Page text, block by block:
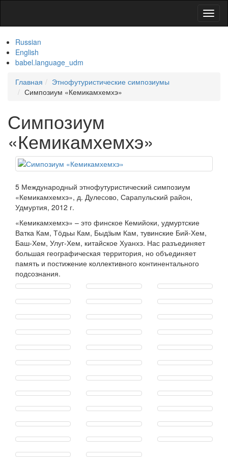
Russian
English
babel.language_udm
Главная
Этнофутуристические симпозиумы
Симпозиум «Кемикамхемхэ»
Симпозиум
«Кемикамхемхэ»
5 Международный этнофутуристический симпозиум
«Кемикамхемхэ», д. Дулесово, Сарапульский район,
Удмуртия, 2012 г.
«Кемикамхемхэ» – это финское Кемийоки, удмуртские
Ватка Кам, Тӧдьы Кам, Быдӟым Кам, тувинские Бий-Хем,
Баш-Хем, Улуг-Хем, китайское Хуанхэ. Нас разъединяет
большая географическая территория, но объединяет
память и постижение коллективного континентального
подсознания.